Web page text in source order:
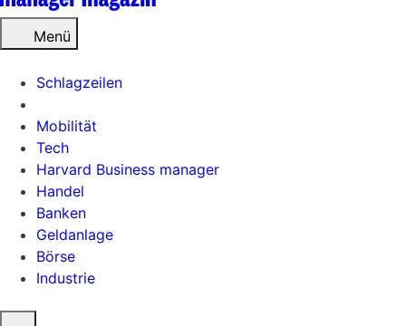
Menü
Schlagzeilen
Mobilität
Tech
Harvard Business manager
Handel
Banken
Geldanlage
Börse
Industrie